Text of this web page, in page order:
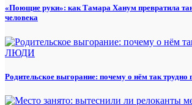
«Поющие руки»: как Тамара Ханум превратила
человека
ЛЮДИ
Родительское выгорание: почему о нём так трудно